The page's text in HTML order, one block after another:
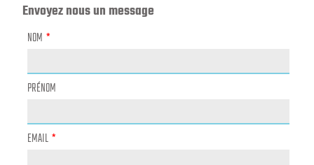
Envoyez nous un message
NOM
PRÉNOM
EMAIL